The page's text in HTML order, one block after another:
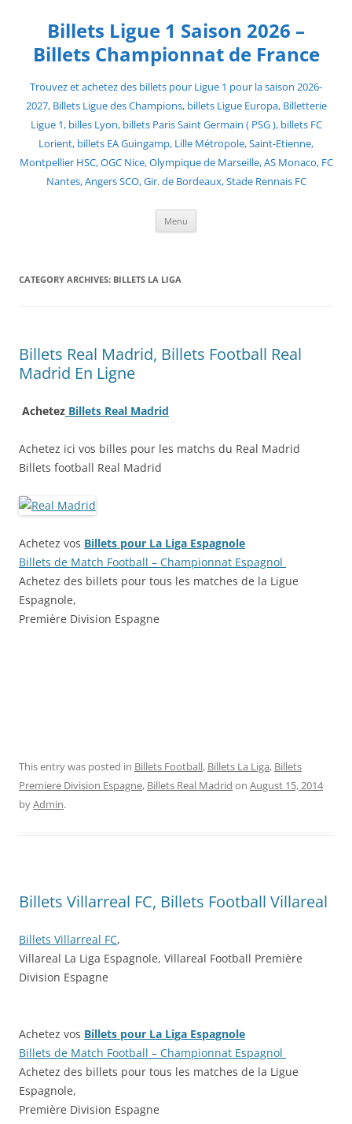
contentBillets Ligue 1 Saison 2026 –
Billets Championnat de France
Trouvez et achetez des billets pour Ligue 1 pour la saison 2026-
2027, Billets Ligue des Champions, billets Ligue Europa, Billetterie
Ligue 1, billes Lyon, billets Paris Saint Germain ( PSG ), billets FC
Lorient, billets EA Guingamp, Lille Métropole, Saint-Etienne,
Montpellier HSC, OGC Nice, Olympique de Marseille, AS Monaco, FC
Nantes, Angers SCO, Gir. de Bordeaux, Stade Rennais FC
Menu
CATEGORY ARCHIVES: BILLETS LA LIGA
Billets Real Madrid, Billets Football Real
Madrid En Ligne
Achetez Billets Real Madrid
Achetez ici vos billes pour les matchs du Real Madrid
Billets football Real Madrid
Achetez vos Billets pour La Liga Espagnole
Billets de Match Football – Championnat Espagnol
Achetez des billets pour tous les matches de la Ligue
Espagnole,
Première Division Espagne
This entry was posted in Billets Football, Billets La Liga, Billets
Premiere Division Espagne, Billets Real Madrid on August 15, 2014
byAdmin.
Billets Villarreal FC, Billets Football Villareal
Billets Villarreal FC,
Villareal La Liga Espagnole, Villareal Football Première
Division Espagne
Achetez vos Billets pour La Liga Espagnole
Billets de Match Football – Championnat Espagnol
Achetez des billets pour tous les matches de la Ligue
Espagnole,
Première Division Espagne